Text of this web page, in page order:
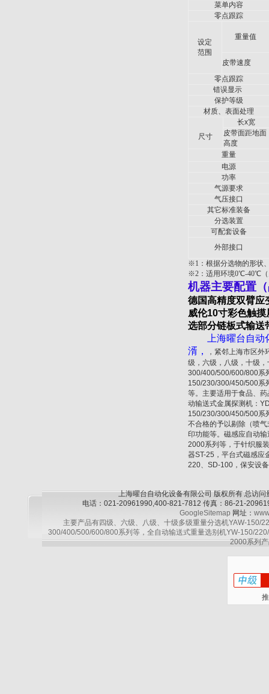
菜单内容
零点跟踪
设定
范围
重量值
皮带速度
零点跟踪
错误显示
保护等级
材质、表面处理
尺寸
长x宽
皮带面距地面
高度
重量
电源
功率
气源要求
气压接口
其它标准装备
分选装置
可配套设备
外部接口
※1： 根据分选物的形状
※2： 适用环境0℃-40℃（
机器主要配置
德国高精度双臂应
威伦10寸彩色触摸
选部分链板式输送
上海曜台自
湑，
，紧邻上海市区
级，六级，八级，十级
300/400/500/600/800系
150/230/300/450/500系
等。主要适用于食品、
动输送式金属探测机：
150/230/300/450/500系
不合格的予以剔除（喷
印功能等。磁感应自动
2000系列等，于针织服
器ST-25，平台式磁感应
220、SD-100，保安设
上海曜台自动化设备有限公司 版权所有 总访问
电话：021-20961990,400-821-7812 传真：86-21-
GoogleSitemap 网址：
主要产品有四级、六级、八级、十级多级重量分选机YAW-
300/400/500/600/800系列等，全自动输送式重量选别机YW-150/
2000系列